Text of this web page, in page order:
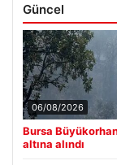
Güncel
06/08/2026
Bursa
altına alındı